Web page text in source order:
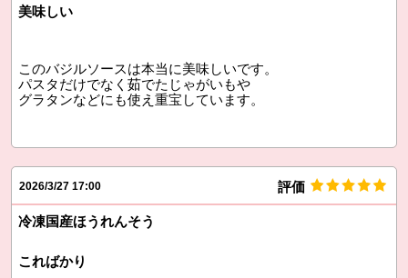
美味しい
このバジルソースは本当に美味しいです。
パスタだけでなく茹でたじゃがいもや
グラタンなどにも使え重宝しています。
2026/3/27 17:00 評価
冷凍国産ほうれんそう
こればかり